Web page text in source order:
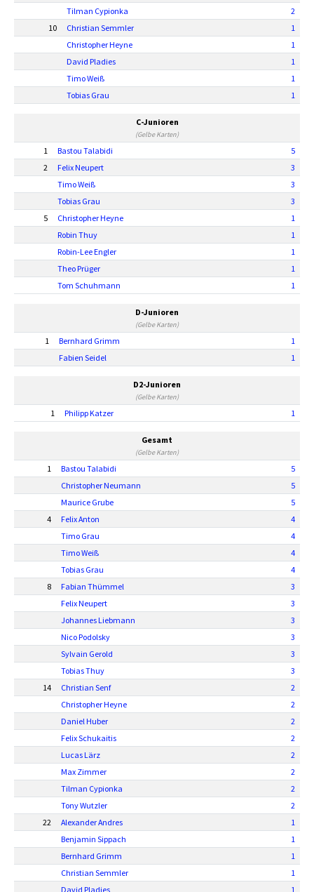
Tilman Cypionka
2
10
Christian Semmler
1
Christopher Heyne
1
David Pladies
1
Timo Weiß
1
Tobias Grau
1
C-Junioren
(Gelbe Karten)
1 Bastou Talabidi
5
2
Felix Neupert
3
Timo Weiß
3
Tobias Grau
3
5
Christopher Heyne
1
Robin Thuy
1
Robin-Lee Engler
1
Theo Prüger
1
Tom Schuhmann
1
D-Junioren
(Gelbe Karten)
1 Bernhard Grimm
1
Fabien Seidel
1
D2-Junioren
(Gelbe Karten)
1 Philipp Katzer 1
Gesamt
(Gelbe Karten)
1 Bastou Talabidi
5
Christopher Neumann
5
Maurice Grube
5
4
Felix Anton
4
Timo Grau
4
Timo Weiß
4
Tobias Grau
4
8
Fabian Thümmel
3
Felix Neupert
3
Johannes Liebmann
3
Nico Podolsky
3
Sylvain Gerold
3
Tobias Thuy
3
14
Christian Senf
2
Christopher Heyne
2
Daniel Huber
2
Felix Schukaitis
2
Lucas Lärz
2
Max Zimmer
2
Tilman Cypionka
2
Tony Wutzler
2
22
Alexander Andres
1
Benjamin Sippach
1
Bernhard Grimm
1
Christian Semmler
1
David Pladies
1